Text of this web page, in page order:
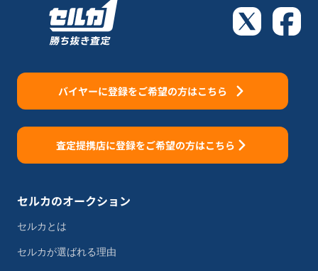
バイヤーに登録をご希望の方はこちら
査定提携店に登録をご希望の方はこちら
セルカのオークション
セルカとは
セルカが選ばれる理由